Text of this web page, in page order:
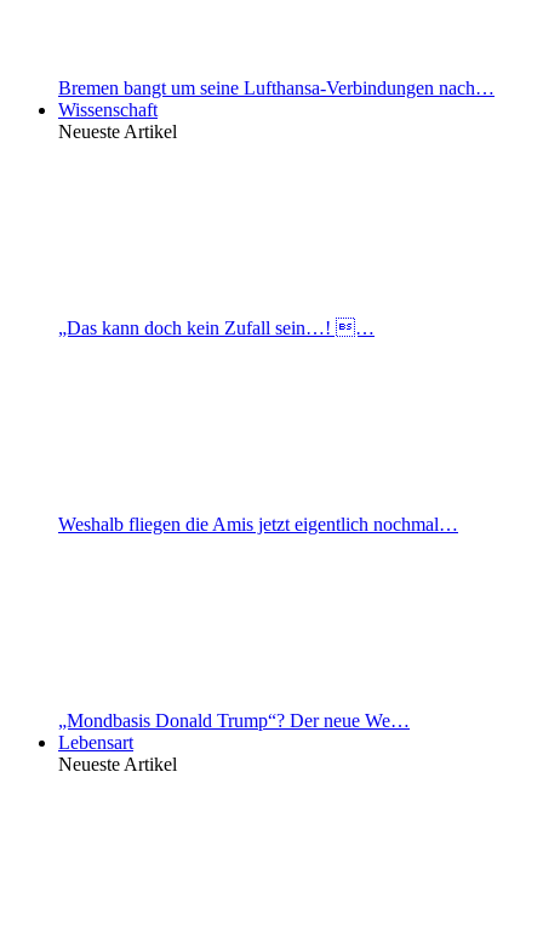
Bremen bangt um seine Lufthansa-Verbindungen nach…
Wissenschaft
Neueste Artikel
„Das kann doch kein Zufall sein…! …
Weshalb fliegen die Amis jetzt eigentlich nochmal…
„Mondbasis Donald Trump“? Der neue We…
Lebensart
Neueste Artikel